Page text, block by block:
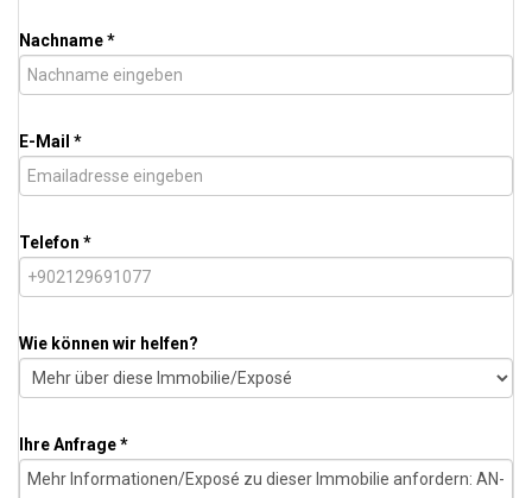
Nachname *
E-Mail *
Telefon *
Wie können wir helfen?
Ihre Anfrage *